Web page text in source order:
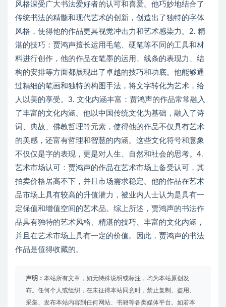
风格深受广大书法爱好者的认可和喜爱。他巧妙地结合了
传统书法的精髓和现代艺术的创新，创造出了独特的字体
风格，使得他的作品更具视觉冲击力和艺术感染力。2. 精
湛的技巧：贾鸿声擅长运用毛笔、硬笔等不同的工具和材
料进行创作，他的作品在笔墨的运用、线条的表现力、结
构的安排等方面都展现出了卓越的技巧和功底。他能够通
过精细的笔画和独特的构图手法，将文字转化为艺术，给
人以美的享受。3. 文化内涵丰富：贾鸿声的作品常常融入
了丰富的文化内涵。他以中国传统文化为基础，融入了诗
词、典故、佛教哲理等元素，使得他的作品不仅具有艺术
的美感，还富有哲理和智慧的内涵。这些文化符号和意象
不仅仅是字的表现，更是对人生、自然和社会的思考。4.
艺术市场认可：贾鸿声的作品在艺术市场上备受认可，其
拍卖价格居高不下，并且市场需求稳定。他的作品在艺术
品市场上具有较高的升值潜力，被业内人士认为是具有一
定保值和增值空间的艺术品。综上所述，贾鸿声的书法作
品具有独特的艺术风格、精湛的技巧、丰富的文化内涵，
并且在艺术市场上具有一定的价值。因此，贾鸿声的书法
作品是值得收藏的。
声明： 本站所有文章，如无特殊说明或标注，均为本站原创发
布。任何个人或组织，在未征得本站同意时，禁止复制、盗用、
采集、发布本站内容到任何网站、书籍等各类媒体平台。如若本